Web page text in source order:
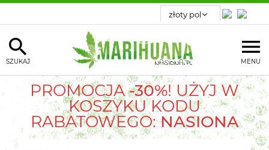
MENU
SZUKAJ
PROMOCJA-30%! UŻYJ W
KOSZYKU KODU
RABATOWEGO:NASIONA